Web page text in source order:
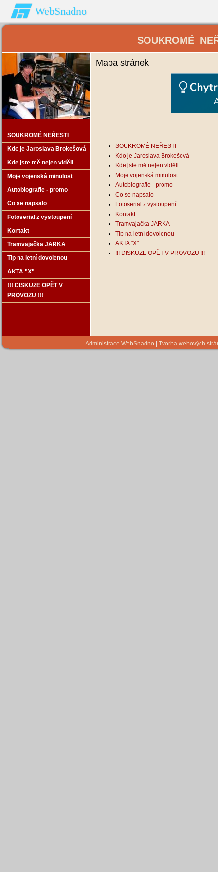
WebSnadno
SOUKROMÉ
SOUKROMÉ NEŘESTI
Kdo je Jaroslava Brokešová
Kde jste mě nejen viděli
Moje vojenská minulost
Autobiografie - promo
Co se napsalo
Fotoserial z vystoupení
Kontakt
Tramvajačka JARKA
Tip na letní dovolenou
AKTA "X"
!!! DISKUZE OPĚT V
PROVOZU !!!
Mapa stránek
SOUKROMÉ NEŘESTI
Kdo je Jaroslava Brokešová
Kde jste mě nejen viděli
Moje vojenská minulost
Autobiografie - promo
Co se napsalo
Fotoserial z vystoupení
Kontakt
Tramvajačka JARKA
Tip na letní dovolenou
AKTA "X"
!!! DISKUZE OPĚT V PROVOZU !!!
Administrace WebSnadno Tvorba webových